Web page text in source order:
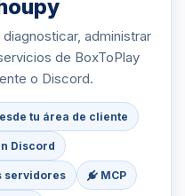
administrar
de BoxToPlay
o Discord.
tu área de cliente
Discord
servidores MCP